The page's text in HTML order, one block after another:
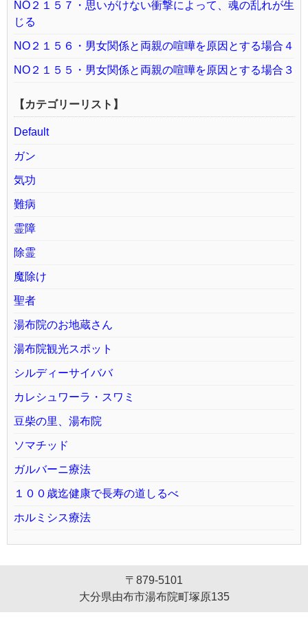
NO２１５７・思いがけない衝撃によって、魂の乱れが生
じる
NO２１５６・男女関係と両親の喧嘩を原因とする場合４
NO２１５５・男女関係と両親の喧嘩を原因とする場合３
【カテゴリーリスト】
Default
ガン
気功
難病
霊障
除霊
魔除け
聖者
湯布院のお地蔵さん
湯布院観光スポット
シルディーサイババ
カレシュワーラ・スワミ
豆柴の里、湯布院
ソマチッド
ガルバーニ療法
１００歳迄健康で長寿の道しるべ
ホルミシス療法
〒879-5101
大分県由布市湯布院町塚原135